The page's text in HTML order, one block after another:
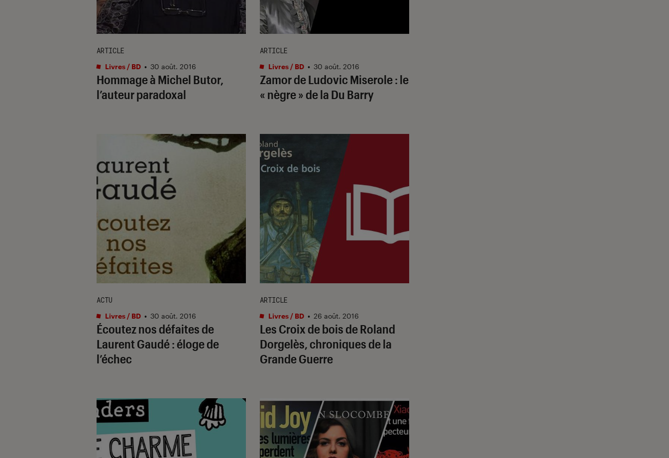
Hommage à Michel Butor,
l’auteur paradoxal
ARTICLE
Livres / BD • 30 août. 2016
Zamor de Ludovic Miserole : le
« nègre » de la Du Barry
ARTICLE
Livres / BD • 30 août. 2016
Écoutez nos défaites de
Laurent Gaudé : éloge de
l’échec
ACTU
Livres / BD • 30 août. 2016
Les Croix de bois de Roland
Dorgelès, chroniques de la
Grande Guerre
ARTICLE
Livres / BD • 26 août. 2016